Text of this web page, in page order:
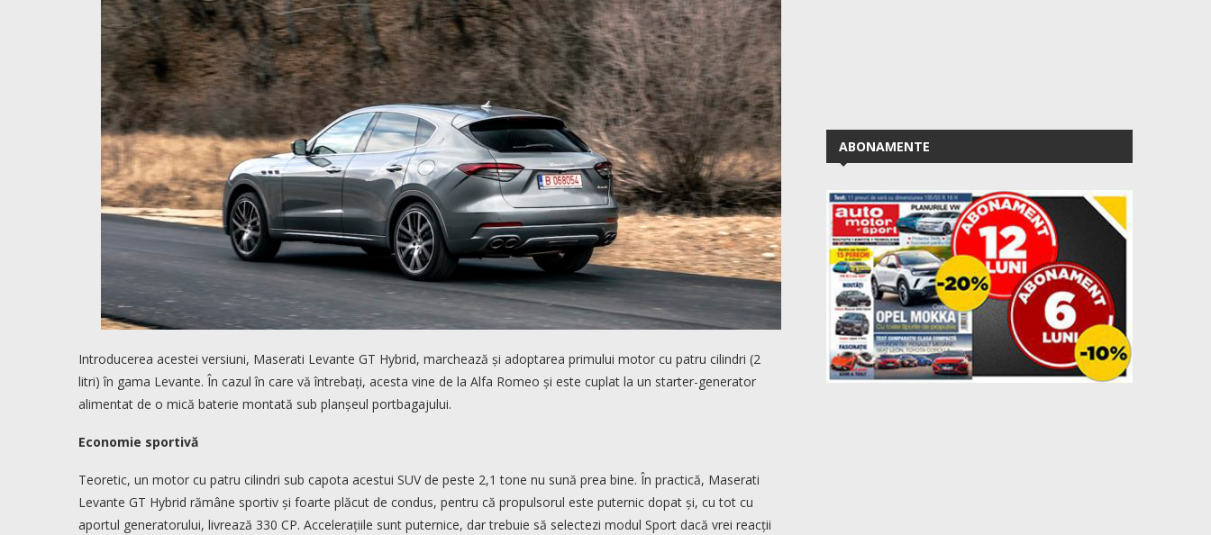
Introducerea acestei versiuni, Maserati Levante GT Hybrid, marchează și adoptarea primului motor cu patru cilindri (2
litri) în gama Levante. În cazul în care vă întrebați, acesta vine de la Alfa Romeo și este cuplat la un starter-generator
alimentat de o mică baterie montată sub planșeul portbagajului.
Economie sportivă
Teoretic, un motor cu patru cilindri sub capota acestui SUV de peste 2,1 tone nu sună prea bine. În practică, Maserati
Levante GT Hybrid rămâne sportiv și foarte plăcut de condus, pentru că propulsorul este puternic dopat și, cu tot cu
aportul generatorului, livrează 330 CP. Accelerațiile sunt puternice, dar trebuie să selectezi modul Sport dacă vrei reacții
ABONAMENTE